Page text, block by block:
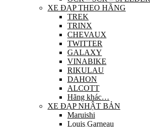
XE ĐẠP THEO HÃNG
TREK
TRINX
CHEVAUX
TWITTER
GALAXY
VINABIKE
RIKULAU
DAHON
ALCOTT
Hãng khác…
XE ĐẠP NHẬT BẢN
Maruishi
Louis Garneau